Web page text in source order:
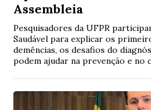
Assembleia
Pesquisadores da UFPR
Saudável para explicar os
demências, os desafios do
podem ajudar na prevenção e no